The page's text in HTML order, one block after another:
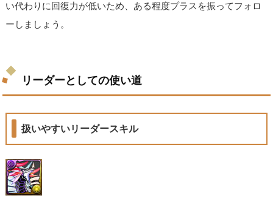
い代わりに回復力が低いため、ある程度プラスを振ってフォロ
ーしましょう。
リーダーとしての使い道
扱いやすいリーダースキル